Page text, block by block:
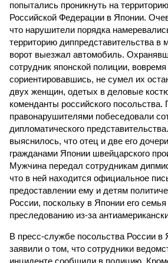
попытались проникнуть на
Российской Федерации в Японии.
что нарушители порядка
территорию диппредставительства в
ворот выезжал автомобиль.
сотрудник японской полиции, вовремя
сориентировавшись, не сумел их
двух женщин, одетых в деловые
коменданты российского
правонарушителями побеседовали
дипломатического
выяснилось, что отец и две его
гражданами Японии швейцарского
Мужчина передал сотрудникам
что в ней находится официальное
предоставлении ему и детям
России, поскольку в Японии его семья
преследованию из-за
В пресс-службе посольства России в
заявили о том, что сотрудники
инциденте сообщили в полицию.